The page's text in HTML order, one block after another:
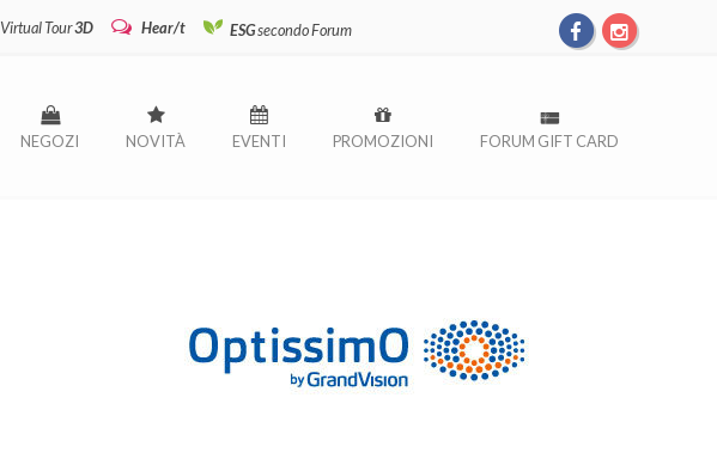
Virtual Tour3D Hear/t ESGsecondo Forum
NEGOZI NOVITÀ EVENTI PROMOZIONI FORUM GIFT CARD